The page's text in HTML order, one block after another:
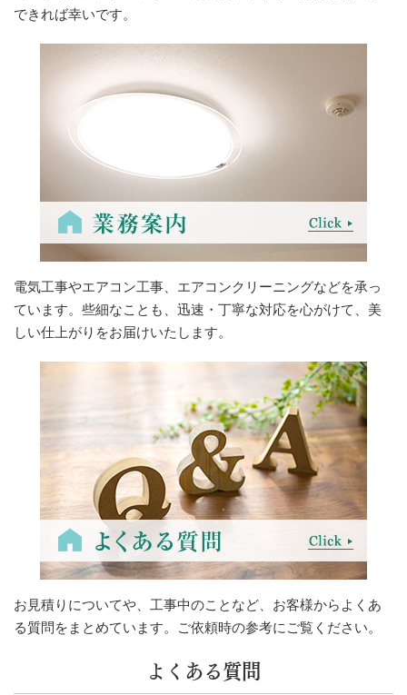
できれば幸いです。
電気工事やエアコン工事、エアコンクリーニングなどを承っ
ています。些細なことも、迅速・丁寧な対応を心がけて、美
しい仕上がりをお届けいたします。
お見積りについてや、工事中のことなど、お客様からよくあ
る質問をまとめています。ご依頼時の参考にご覧ください。
よくある質問